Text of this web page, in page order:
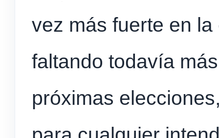
vez más fuerte en
faltando todavía
próximas